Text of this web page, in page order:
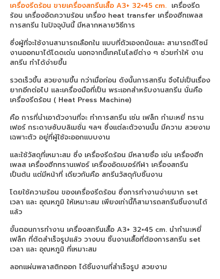
เครื่องสกรีนเสื้อ F6430 + HeatRoller 1.9m
เครื่องพิมพ์ซับลิเมชั่น Epson SC-F7270
เครื่องพิมพ์ซับลิเมชั่น Epson SC-F9430
sublimation printer
sublimation printing
Epson DTG
เครื่องพิมพ์เสื้อ SC-F2230
เครื่องพิมพ์ ARENA
Arena sublimation
เครื่องพิมพ์ซับลิเมชั่น Arena A2020
เครื่องพิมพ์ซับลิเมชั่น
เครื่องพิมพ์ซับลิเมชั่น Arena A3020
เครื่องรีดร้อน ขายเครื่องสกรีนเสื้อ A3+ 32×45 cm. เครื่องรีด
ร้อน เครื่องอัดความร้อน เครื่อง heat transfer เครื่องฮีทเพลส
การสกรีน ในปัจจุบันนี้ มีหลากหลายวิธีการ
ซึ่งผู้ที่จะใช้งานสามารถเลือกใน แบบที่ตัวเองถนัดและ สามารถดีไซน์
งานออกมาได้โดดเด่น นอกจากนี้เทคโนโลยีต่าง ๆ ช่วยทำให้ งาน
สกรีน ทำได้ง่ายขึ้น
รวดเร็วขึ้น สวยงามขึ้น กว่าเมื่อก่อน ดังนั้นการสกรีน จึงไม่เป็นเรื่อง
ยากอีกต่อไป และเครื่องมือที่เป็น พระเอกสำหรับงานสกรีน นั่นคือ
เครื่องรีดร้อน ( Heat Press Machine)
คือ การที่นำเอาตัวงานที่จะ ทำการสกรีน เช่น เฟล็ก กำมะหยี่ ทราน
เฟอร์ กระดาษซับบลิเมชั่น ฯลฯ ซึ่งแต่ละตัวงานนั้น มีความ สวยงาม
เฉพาะตัว อยู่ที่ผู้ใช้จะออกแบบงาน
และใช้วัสดุที่เหมาะสม ซึ่ง เครื่องรีดร้อน มีหลายชื่อ เช่น เครื่องฮีท
เพลส เครื่องฮีททรานเฟอร์ เครื่องอัดเบอร์กีฬา เครื่องสกรีน
เป็นต้น แต่มีหน้าที่ เดียวกันคือ สกรีนวัสดุกับชิ้นงาน
โดยใช้ความร้อน ของเครื่องรีดร้อน ซึ่งการทำงานง่ายมาก set
เวลา และ อุณหภูมิ ให้เหมาะสม เพียงเท่านี้ก็สามารถสกรีนชิ้นงานได้
แล้ว
ขั้นตอนการทำงาน เครื่องสกรีนเสื้อ A3+ 32×45 cm. นำกำมะหยี่
เฟล็ก ที่ตัดสำเร็จรูปแล้ว วางบน ชิ้นงานเสื้อที่ต้องการสกรีน set
เวลา และ อุณหภูมิ ที่เหมาะสม
ลอกแผ่นพลาสติกออก ได้ชิ้นงานที่สำเร็จรูป สวยงาม